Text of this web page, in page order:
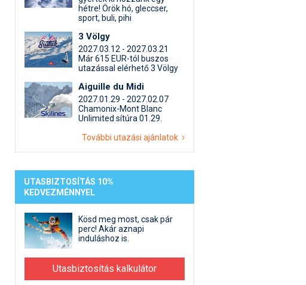
Termékkereső
Minden egyéb síeléshez kapcsolódó téma
A honlappal kapcsolatos kérdések és válaszok
Kötetlen beszélgetések
hétre! Örök hó, gleccser,
sport, buli, pihi
3 Völgy
2027.03.12 - 2027.03.21
Már 615 EUR-tól buszos
utazással elérhető 3 Völgy
Aiguille du Midi
2027.01.29 - 2027.02.07
Chamonix-Mont Blanc
Unlimited sítúra 01.29.
További utazási ajánlatok
UTASBIZTOSÍTÁS 10%
KEDVEZMÉNNYEL
Kösd meg most, csak pár
perc! Akár aznapi
induláshoz is.
Utasbiztosítás kalkulátor